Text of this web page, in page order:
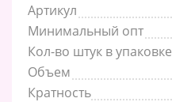
Артикул
Минимальный опт
Кол-во штук в упаковке
Объем
Кратность